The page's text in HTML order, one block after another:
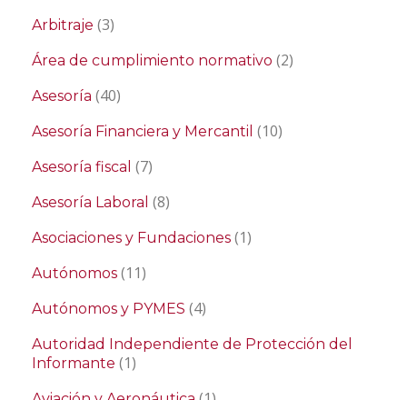
Arbitraje (3)
Área de cumplimiento normativo (2)
Asesoría (40)
Asesoría Financiera y Mercantil (10)
Asesoría fiscal (7)
Asesoría Laboral (8)
Asociaciones y Fundaciones (1)
Autónomos (11)
Autónomos y PYMES (4)
Autoridad Independiente de Protección del
Informante (1)